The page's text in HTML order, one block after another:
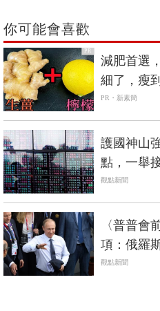
你可能會喜歡
PR
減肥首選
細了，瘦
PR・新素簡
護國神山
點，一舉
觀點新聞
〈普普會
項：俄羅
觀點新聞